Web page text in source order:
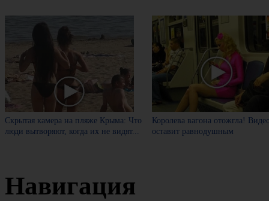
Скрытая камера на пляже Крыма: Что
люди вытворяют, когда их не видят...
Королева вагона отожгла!
оставит равнодушным
Навигация